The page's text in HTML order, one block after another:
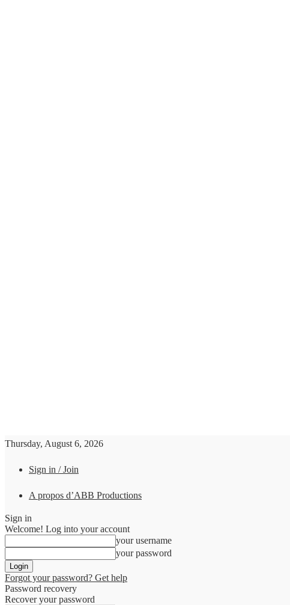
Thursday, August 6, 2026
Sign in / Join
A propos d’ABB Productions
Sign in
Welcome! Log into your account
your username
your password
Forgot your password? Get help
Password recovery
Recover your password